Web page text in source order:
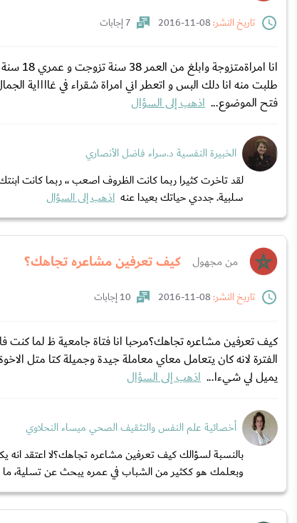
تاريخ النشر:
7 إجابات
طلبت منه انا دلك البس و اتعطر اني امراة شقراء في غااااية
فتح الموضوع... اذهب إلى السؤال
الخبيرة النفسية د.سراء فاضل الأنصاري
لقد تاخرت كثيرا ربما كانت الظروف اصعب ،، ربما كانت
سلبية. جددي حياتك بعيدا عنه اذهب إلى السؤال
من مجهول كيف تعرفين مشاعره تجاهك؟
تاريخ النشر:
10 إجابات
كيف تعرفين مشاعره تجاهك؟مرحبا انا فتاة جامعية ظ لما
الفترة لانه كان يتعامل معاي معاملة جيدة وجميلة كتا متل
يميل لي شيءا... اذهب إلى السؤال
أخصائية علم النفس والتثقيف الصحي ميساء النحلاوي
بالنسبة لسؤالك كيف تعرفين مشاعره تجاهك؟لا اعتقد
وبعلمك هو ككثير من الشباب في عمره يبحث عن تسلية، ما